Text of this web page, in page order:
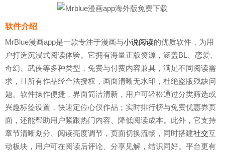
软件介绍
MrBlue漫画app是一款专注于漫画与小说阅读的优质软件，为用
户打造沉浸式阅读体验。它拥有海量正版资源，涵盖BL、恋爱、
奇幻、武侠等多种类型，免费与付费内容兼具，满足不同阅读需
求，且所有作品经合法授权，画面清晰无水印，杜绝盗版残缺问
题。软件操作便捷，界面简洁清新，用户可轻松通过分类筛选或
兴趣标签设置，快速定位心仪作品；实时排行榜与免费优惠券页
面，还能帮助用户紧跟热门内容、降低阅读成本。此外，它支持
章节清晰划分、阅读亮度调节，页面切换流畅，同时搭建社交互
动板块，用户可在阅读后评论、分享见解，结识同好。平台更有